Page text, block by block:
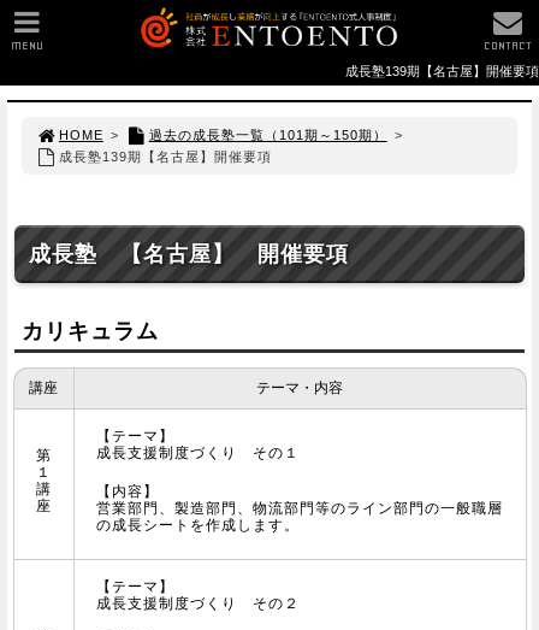
成長塾139期【名古屋】開催要項
HOME > 過去の成長塾一覧（101期～150期）
>
成長塾139期【名古屋】開催要項
成長塾 【名古屋】 開催要項
カリキュラム
講座 テーマ・内容
第
１
講
座
【テーマ】
成長支援制度づくり その１
【内容】
営業部門、製造部門、物流部門等のライン部門の一般職層
の成長シートを作成します。
【テーマ】
成長支援制度づくり その２
MENU CONTACT